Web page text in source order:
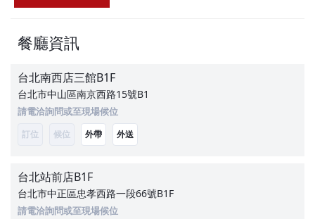
餐廳資訊
台北南西店三館B1F
台北市中山區南京西路15號B1
請電洽詢問或至現場候位
訂位 候位 外帶 外送
台北站前店B1F
台北市中正區忠孝西路一段66號B1F
請電洽詢問或至現場候位